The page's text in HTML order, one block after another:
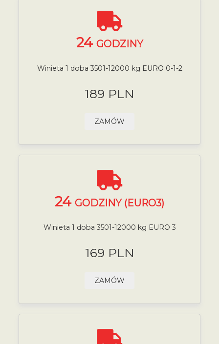
24 GODZINY
Winieta 1 doba 3501-12000 kg EURO 0-1-2
189 PLN
ZAMÓW
24 GODZINY (EURO3)
Winieta 1 doba 3501-12000 kg EURO 3
169 PLN
ZAMÓW